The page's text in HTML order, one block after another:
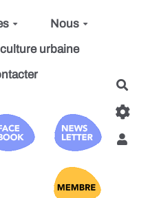
Nous
urbaine